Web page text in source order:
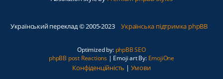
Український переклад © 2005-2023 Українська підтримка phpBB
Optimized by: phpBB SEO
phpBB post Reactions| Emoji art By: EmojiOne
Конфіденційність | Умови